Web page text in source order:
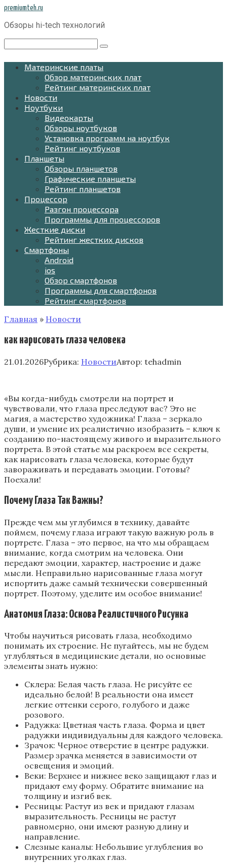
Перейти
контенту
premiumteh.ru
Обзоры hi-tech технологий
Материнские платы
Обзор материнских плат
Рейтинг материнских плат
Новости
Ноутбуки
Видеокарты
Обзоры ноутбуков
Установка программ на ноутбук
Рейтинг ноутбуков
Планшеты
Обзоры планшетов
Графические планшеты
Рейтинг планшетов
Процессор
Разгон процессора
Программы для процессоров
Жесткие диски
Рейтинг жестких дисков
Смартфоны
Android
ios
Обзор смартфонов
Программы для смартфонов
Рейтинг смартфонов
Главная » Новости
как нарисовать глаза человека
21.01.2026Рубрика: НовостиАвтор: tehadmin
«Вы когда-нибудь смотрели на портрет и
чувствовали, что глаза преследуют вас? Это не
магия, а мастерство художника! Глаза – зеркало
души, и умение их реалистично изобразить – ключ к
созданию по-настоящему живого и выразительного
портрета. В этой статье мы раскроем все секреты,
как нарисовать глаза человека, которые будут
завораживать и передавать эмоции. Готовы?
Поехали!
Почему Глаза Так Важны?
Прежде чем мы углубимся в технику, давайте
поймем, почему глаза играют такую важную роль в
портрете. Глаза – это первое, на что мы обращаем
внимание, когда смотрим на человека. Они
передают эмоции, характер, настроение и даже
мысли. Неправильно нарисованные глаза могут
испортить даже самый технически совершенный
портрет. Поэтому, уделите им особое внимание!
Анатомия Глаза: Основа Реалистичного Рисунка
Чтобы научиться рисовать глаза, необходимо
понимать их строение. Не пугайтесь, мы не будем
углубляться в медицинские детали, но основные
элементы знать нужно:
Склера: Белая часть глаза. Не рисуйте ее
идеально белой! В реальности она имеет
легкие оттенки серого, голубого и даже
розового.
Радужка: Цветная часть глаза. Форма и цвет
радужки индивидуальны для каждого человека.
Зрачок: Черное отверстие в центре радужки.
Размер зрачка меняется в зависимости от
освещения и эмоций.
Веки: Верхнее и нижнее веко защищают глаз и
придают ему форму. Обратите внимание на
толщину и изгиб век.
Ресницы: Растут из век и придают глазам
выразительность. Ресницы не растут
равномерно, они имеют разную длину и
направление.
Слезные каналы: Небольшие углубления во
внутренних уголках глаз.